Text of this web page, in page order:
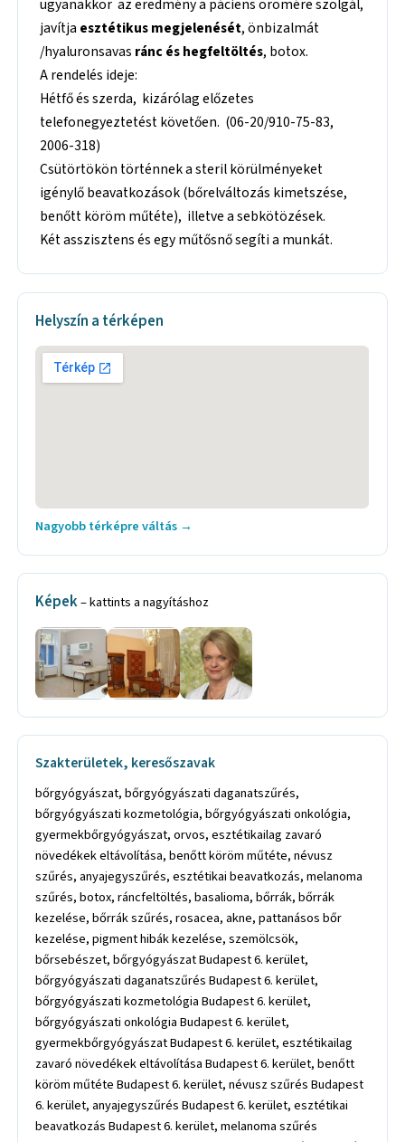
ugyanakkor az eredmény a páciens örömére szolgál,
javítja esztétikus megjelenését, önbizalmát
/hyaluronsavas ránc és hegfeltöltés, botox.
A rendelés ideje:
Hétfő és szerda, kizárólag előzetes
telefonegyeztetést követően. (06-20/910-75-83,
2006-318)
Csütörtökön történnek a steril körülményeket
igénylő beavatkozások (bőrelváltozás kimetszése,
benőtt köröm műtéte), illetve a sebkötözések.
Két asszisztens és egy műtősnő segíti a munkát.
Helyszín a térképen
Nagyobb térképre váltás →
Képek– kattints a nagyításhoz
Szakterületek, keresőszavak
bőrgyógyászat, bőrgyógyászati daganatszűrés,
bőrgyógyászati kozmetológia, bőrgyógyászati onkológia,
gyermekbőrgyógyászat, orvos, esztétikailag zavaró
növedékek eltávolítása, benőtt köröm műtéte, névusz
szűrés, anyajegyszűrés, esztétikai beavatkozás, melanoma
szűrés, botox, ráncfeltöltés, basalioma, bőrrák, bőrrák
kezelése, bőrrák szűrés, rosacea, akne, pattanásos bőr
kezelése, pigment hibák kezelése, szemölcsök,
bőrsebészet, bőrgyógyászat Budapest 6. kerület,
bőrgyógyászati daganatszűrés Budapest 6. kerület,
bőrgyógyászati kozmetológia Budapest 6. kerület,
bőrgyógyászati onkológia Budapest 6. kerület,
gyermekbőrgyógyászat Budapest 6. kerület, esztétikailag
zavaró növedékek eltávolítása Budapest 6. kerület, benőtt
köröm műtéte Budapest 6. kerület, névusz szűrés Budapest
6. kerület, anyajegyszűrés Budapest 6. kerület, esztétikai
beavatkozás Budapest 6. kerület, melanoma szűrés